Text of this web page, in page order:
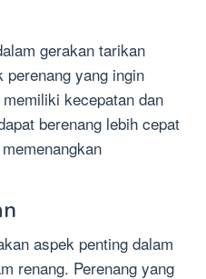
gerakan tarikan
perenang yang ingin
kecepatan dan
berenang lebih cepat
aspek penting dalam
renang. Perenang yang